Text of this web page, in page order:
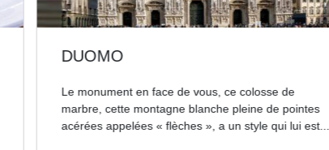
DUOMO
Le monument en face de vous, ce colosse de
marbre, cette montagne blanche pleine de pointes
acérées appelées « flèches », a un style qui lui est...